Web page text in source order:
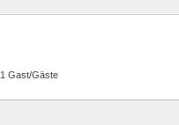
Gast/Gäste